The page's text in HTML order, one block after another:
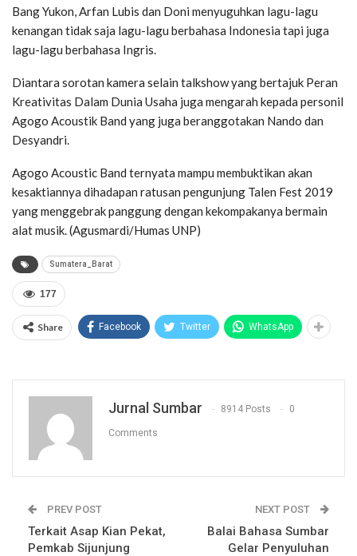
Bang Yukon, Arfan Lubis dan Doni menyuguhkan lagu-lagu
kenangan tidak saja lagu-lagu berbahasa Indonesia tapi juga
lagu-lagu berbahasa Ingris.
Diantara sorotan kamera selain talkshow yang bertajuk Peran
Kreativitas Dalam Dunia Usaha juga mengarah kepada personil
Agogo Acoustik Band yang juga beranggotakan Nando dan
Desyandri.
Agogo Acoustic Band ternyata mampu membuktikan akan
kesaktiannya dihadapan ratusan pengunjung Talen Fest 2019
yang menggebrak panggung dengan kekompakanya bermain
alat musik. (Agusmardi/Humas UNP)
Sumatera_Barat
177
Share Facebook Twitter WhatsApp
Jurnal Sumbar 8914 Posts 0
Comments
PREV POST
Terkait Asap Kian Pekat,
Pemkab Sijunjung
NEXT POST
Balai Bahasa Sumbar
Gelar Penyuluhan